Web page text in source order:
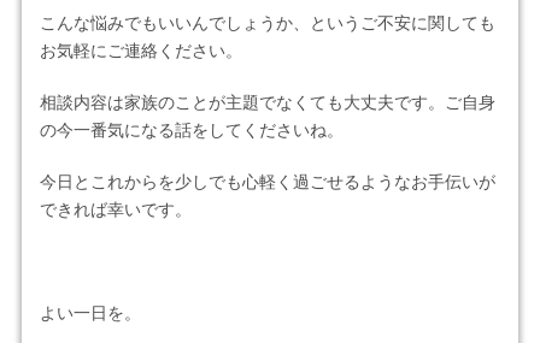
こんな悩みでもいいんでしょうか、というご不安に関しても
お気軽にご連絡ください。
相談内容は家族のことが主題でなくても大丈夫です。ご自身
の今一番気になる話をしてくださいね。
今日とこれからを少しでも心軽く過ごせるようなお手伝いが
できれば幸いです。
よい一日を。